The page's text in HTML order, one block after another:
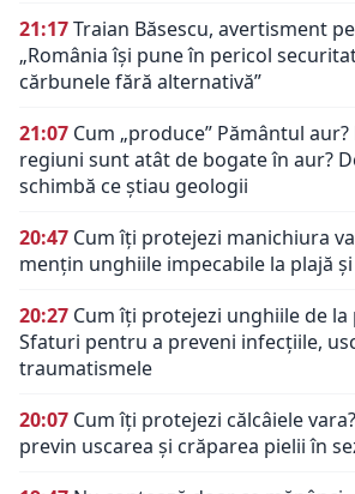
21:17Traian Băsescu, avertisment
„România își pune în pericol
cărbunele fără alternativă”
21:07 Cum „produce” Pământul
regiuni sunt atât de bogate în aur?
schimbă ce știau geologii
20:47 Cum îți protejezi manichiura
mențin unghiile impecabile la plajă
20:27 Cum îți protejezi unghiile de la
Sfaturi pentru a preveni infecțiile,
traumatismele
20:07 Cum îți protejezi călcâiele
previn uscarea și crăparea pielii în